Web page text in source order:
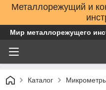
Металлорежущий и
Мир металлорежущего
Каталог